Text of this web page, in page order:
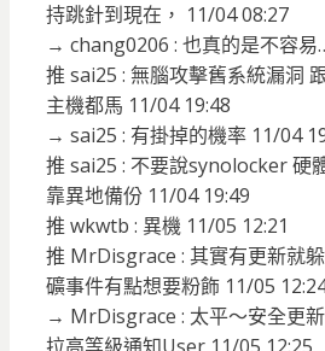
持跳針到現在， 11/04 08:27
→ chang0206 : 也真的是不容易
推 sai25 : 無腦攻擊舊系統漏洞
主機都馬 11/04 19:48
→ sai25 : 有掛掉的機率 11/04
推 sai25 : 不要說synolocker 硬
靠異地備份 11/04 19:49
推 wkwtb : 異機 11/05 12:21
推 MrDisgrace : 其實有更新就
礦事件有點想要粉飾 11/05
→ MrDisgrace : 太平～安全更